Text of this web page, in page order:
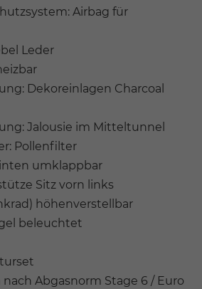
Airbag für
Leder
Dekoreinlagen Charcoal
Jalousie im Mitteltunnel
Pollenfilter
umklappbar
Sitz vorn links
höhenverstellbar
beleuchtet
Abgasnorm Stage 6 / Euro